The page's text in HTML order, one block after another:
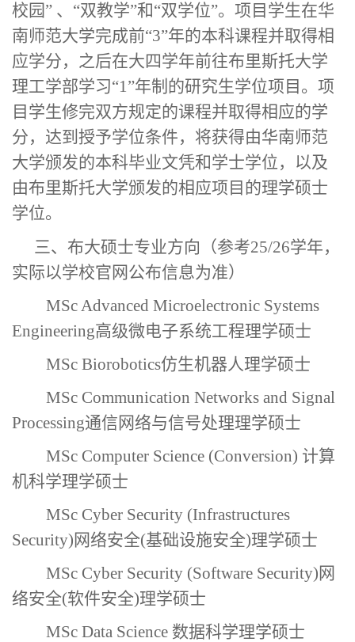
校园” 、“双教学”和“双学位”。项目学生在华
南师范大学完成前“3”年的本科课程并取得相
应学分，之后在大四学年前往布里斯托大学
理工学部学习“1”年制的研究生学位项目。项
目学生修完双方规定的课程并取得相应的学
分，达到授予学位条件，将获得由华南师范
大学颁发的本科毕业文凭和学士学位，以及
由布里斯托大学颁发的相应项目的理学硕士
学位。
三、 布大硕士专业方向（参考25/26学年，
实际以学校官网公布信息为准）
MSc Advanced Microelectronic Systems
Engineering高级微电子系统工程理学硕士
MSc Biorobotics仿生机器人理学硕士
MSc Communication Networks and Signal
Processing通信网络与信号处理理学硕士
MSc Computer Science (Conversion) 计算
机科学理学硕士
MSc Cyber Security (Infrastructures
Security)网络安全(基础设施安全)理学硕士
MSc Cyber Security (Software Security)网
络安全(软件安全)理学硕士
MSc Data Science 数据科学理学硕士